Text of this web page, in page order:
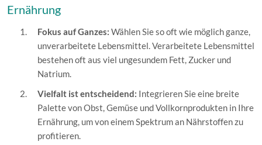
Ernährung
Fokus auf Ganzes: Wählen Sie so oft wie möglich ganze,
unverarbeitete Lebensmittel. Verarbeitete Lebensmittel
bestehen oft aus viel ungesundem Fett, Zucker und
Natrium.
Vielfalt ist entscheidend: Integrieren Sie eine breite
Palette von Obst, Gemüse und Vollkornprodukten in Ihre
Ernährung, um von einem Spektrum an Nährstoffen zu
profitieren.